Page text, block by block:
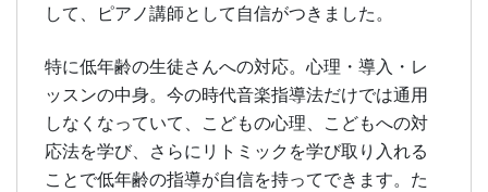
して、ピアノ講師として自信がつきました。
特に低年齢の生徒さんへの対応。心理・導入・レ
ッスンの中身。今の時代音楽指導法だけでは通用
しなくなっていて、こどもの心理、こどもへの対
応法を学び、さらにリトミックを学び取り入れる
ことで低年齢の指導が自信を持ってできます。た